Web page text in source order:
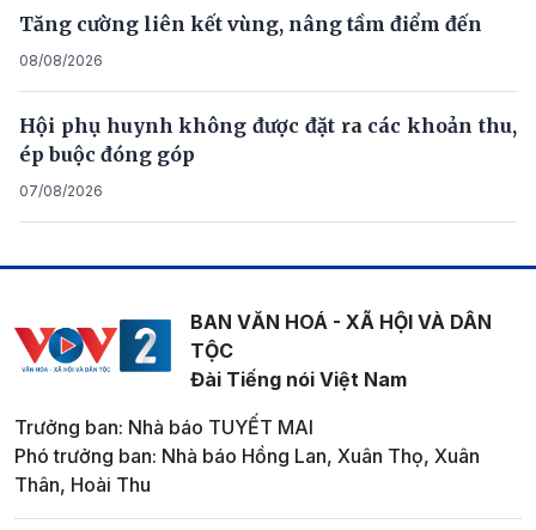
Tăng cường liên kết vùng, nâng tầm điểm đến
08/08/2026
Hội phụ huynh không được đặt ra các khoản thu,
ép buộc đóng góp
07/08/2026
BAN VĂN HOÁ - XÃ HỘI VÀ DÂN
TỘC
Đài Tiếng nói Việt Nam
Trưởng ban: Nhà báo TUYẾT MAI
Phó trưởng ban: Nhà báo Hồng Lan, Xuân Thọ, Xuân
Thân, Hoài Thu